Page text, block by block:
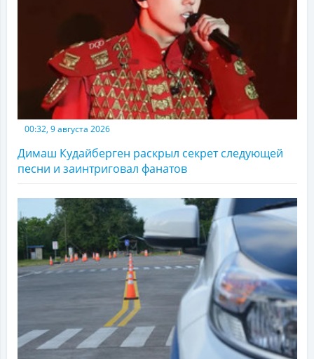
00:32, 9 августа 2026
Димаш Кудайберген раскрыл секрет следующей
песни и заинтриговал фанатов